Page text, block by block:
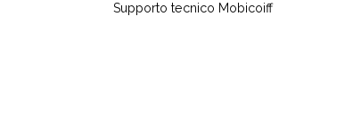
Supporto tecnico Mobicoiff